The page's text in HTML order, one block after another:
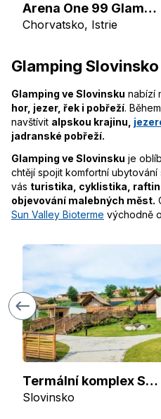
Arena One 99 Glamping
Chorvatsko, Istrie
Glamping Slovinsko
Glamping ve Slovinsku nabízí
hor, jezer, řek i pobřeží.
navštívit alpskou krajinu,
jadranské pobřeží.
Glamping ve Slovinsku je
chtějí spojit komfortní ubytování
vás turistika, cyklistika,
objevování malebných měst.
Sun Valley Bioterme východně
Termální komplex Sun Valley Bioterme
Slovinsko